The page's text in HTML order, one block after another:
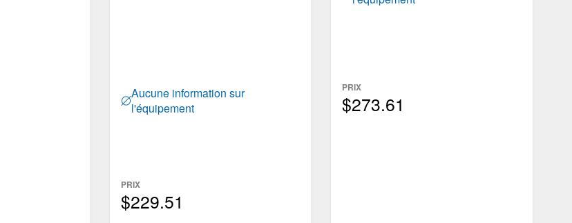
Aucune information sur
l'équipement
PRIX
$229.51
PRIX
$273.61